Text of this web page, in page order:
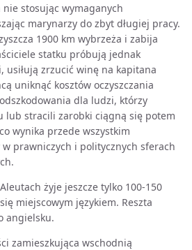
nie stosując wymaganych
marynarzy do zbyt długiej pracy.
1900 km wybrzeża i zabija
statku próbują jednak
usiłują zrzucić winę na kapitana
uniknąć kosztów oczyszczania
dla ludzi, którzy
lub stracili zarobki ciągną się potem
wynika przede wszystkim
w prawniczych i politycznych sferach
żyje jeszcze tylko 100-150
miejscowym językiem. Reszta
angielsku.
zamieszkująca wschodnią